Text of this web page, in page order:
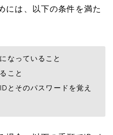
には、以下の条件を満た
なっていること
こと
とそのパスワードを覚え